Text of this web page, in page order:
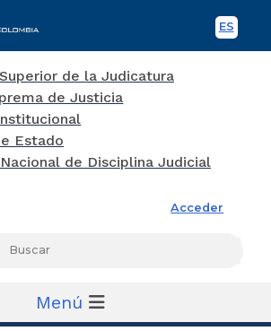
ES
Acceder
Buscar
Menú